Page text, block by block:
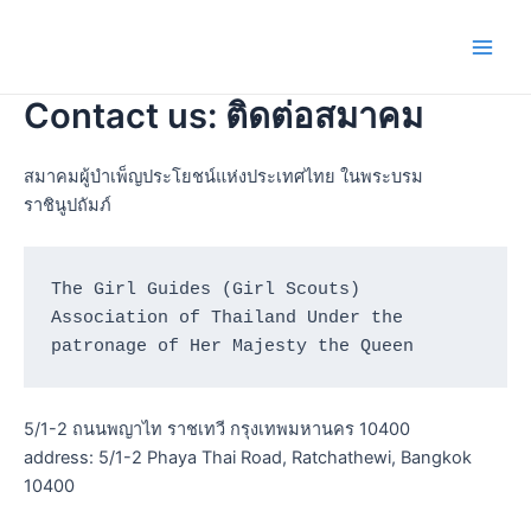
Contact us: ติดต่อสมาคม
สมาคมผู้บำเพ็ญประโยชน์แห่งประเทศไทย ในพระบรม
ราชินูปถัมภ์
The Girl Guides (Girl Scouts)
Association of Thailand Under the
patronage of Her Majesty the Queen
5/1-2 ถนนพญาไท ราชเทวี กรุงเทพมหานคร 10400
address: 5/1-2 Phaya Thai Road, Ratchathewi, Bangkok
10400